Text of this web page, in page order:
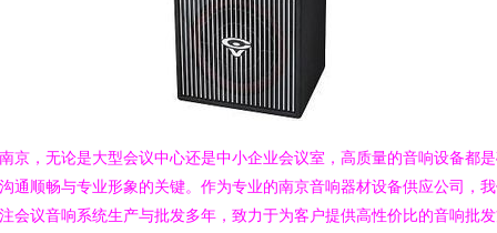
京，无论是大型会议中心还是中小企业会议室，高质量的音响设备都
通顺畅与专业形象的关键。作为专业的南京音响器材设备供应公司，
会议音响系统生产与批发多年，致力于为客户提供高性价比的音响批